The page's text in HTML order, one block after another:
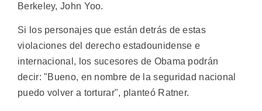
Berkeley, John Yoo.
Si los personajes que están detrás de estas
violaciones del derecho estadounidense e
internacional, los sucesores de Obama podrán
decir: "Bueno, en nombre de la seguridad nacional
puedo volver a torturar", planteó Ratner.